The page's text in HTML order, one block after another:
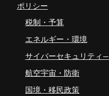
ポリシー
税制・予算
エネルギー・環境
サイバーセキュリティ―
航空宇宙・防衛
国境・移民政策